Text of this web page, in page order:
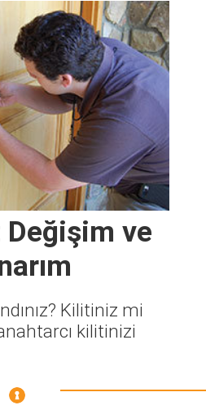
Değişim ve
Kilitiniz mi
kilitinizi